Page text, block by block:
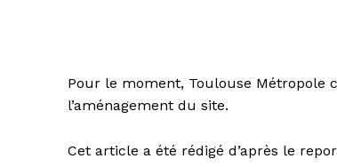
Pour le moment, Toulouse Métropole
l’aménagement du site.
Cet article a été rédigé d’après le